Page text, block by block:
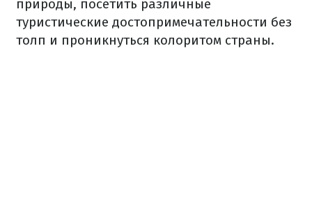
природы, посетить различные
туристические достопримечательности без
толп и проникнуться колоритом страны.